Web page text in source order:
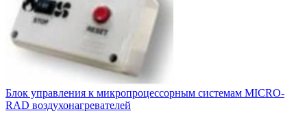
Блок управления к микропроцессорным системам MICRO-
RAD воздухонагревателей